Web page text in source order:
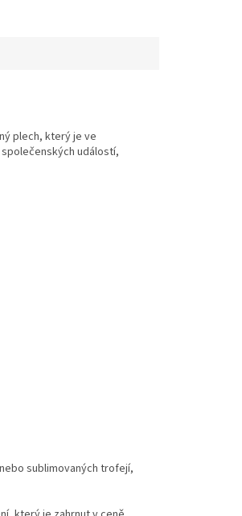
plech, který je ve
událostí,
sublimovaných trofejí,